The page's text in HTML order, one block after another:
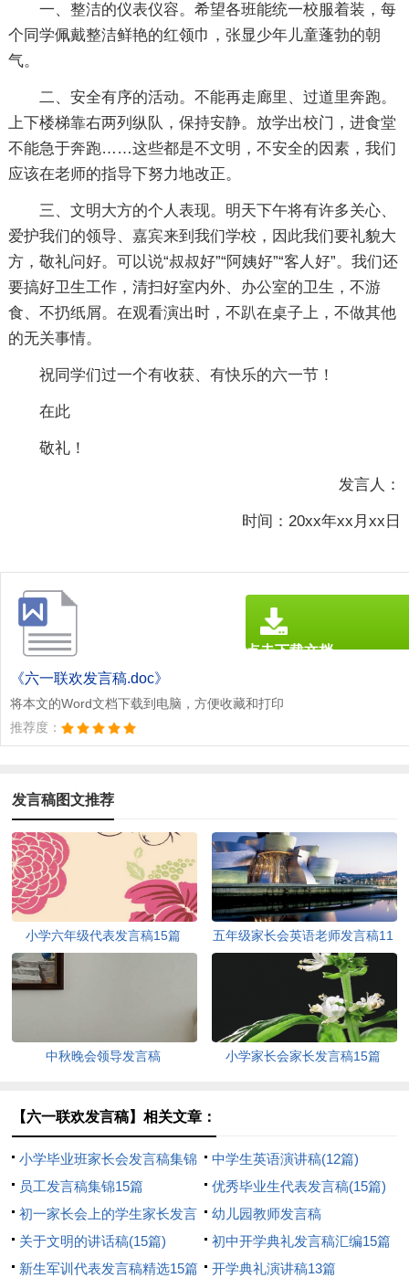
一、整洁的仪表仪容。希望各班能统一校服着装，每
个同学佩戴整洁鲜艳的红领巾，张显少年儿童蓬勃的朝
气。
二、安全有序的活动。不能再走廊里、过道里奔跑。
上下楼梯靠右两列纵队，保持安静。放学出校门，进食堂
不能急于奔跑……这些都是不文明，不安全的因素，我们
应该在老师的指导下努力地改正。
三、文明大方的个人表现。明天下午将有许多关心、
爱护我们的领导、嘉宾来到我们学校，因此我们要礼貌大
方，敬礼问好。可以说“叔叔好”“阿姨好”“客人好”。我们还
要搞好卫生工作，清扫好室内外、办公室的卫生，不游
食、不扔纸屑。在观看演出时，不趴在桌子上，不做其他
的无关事情。
祝同学们过一个有收获、有快乐的六一节！
在此
敬礼！
发言人：
时间：20xx年xx月xx日
《六一联欢发言稿.doc》
将本文的Word文档下载到电脑，方便收藏和打印
推荐度：
点击下载文档
发言稿图文推荐
小学六年级代表发言稿15篇
五年级家长会英语老师发言稿11
篇
中秋晚会领导发言稿 小学家长会家长发言稿15篇
【六一联欢发言稿】相关文章：
小学毕业班家长会发言稿集锦
15篇
中学生英语演讲稿(12篇)
员工发言稿集锦15篇
优秀毕业生代表发言稿(15篇)
初一家长会上的学生家长发言
稿
幼儿园教师发言稿
关于文明的讲话稿(15篇)
初中开学典礼发言稿汇编15篇
新生军训代表发言稿精选15篇
开学典礼演讲稿13篇